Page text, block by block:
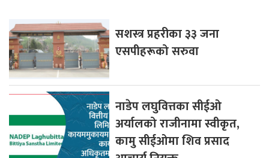
सशस्त्र प्रहरीका ३३ जना
एसपीहरूको सरुवा
नाडेप लघुवित्तका सीईओ
अर्यालको राजीनामा स्वीकृत,
कामु सीईओमा शिव प्रसाद